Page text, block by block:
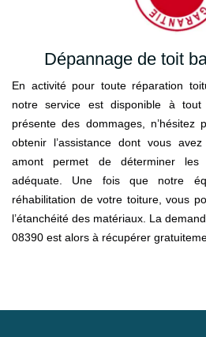
Dépannage de toit
En activité pour toute réparation
notre service est disponible à
présente des dommages,
obtenir l’assistance dont vous
amont permet de déterminer les
adéquate. Une fois que notre
réhabilitation de votre toiture, vous
l’étanchéité des matériaux. La
08390 est alors à récupérer